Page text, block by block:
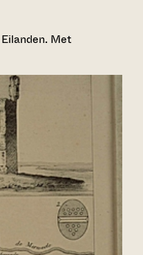
Met